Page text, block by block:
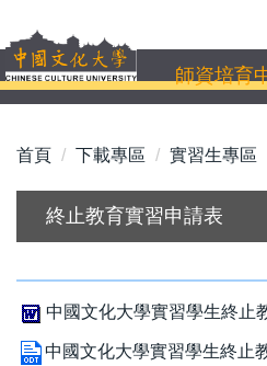
到
主
要
容
師資培育
首頁 下載專區 實習生專區
終止教育實習申請表
中國文化大學實習學生終止
中國文化大學實習學生終止